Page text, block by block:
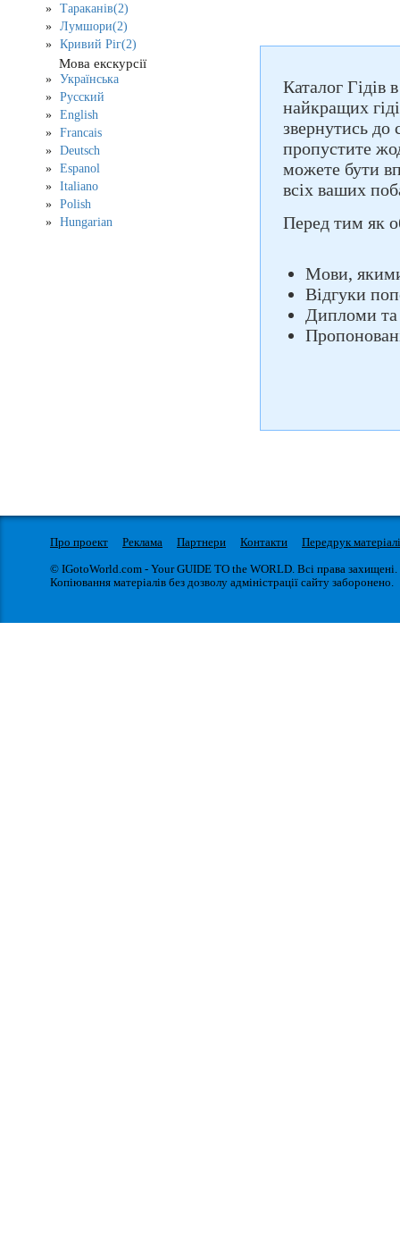
Тараканів(2)
Лумшори(2)
Кривий Ріг(2)
Мова екскурсії
Українська
Русский
English
Francais
Deutsch
Espanol
Italiano
Polish
Hungarian
Каталог Гідів
найкращих
звернутись до
пропустите
можете бути
всіх ваших
Перед тим як
Мови,
Відгуки
Дипломи та
Про проект Реклама Партнери Контакти
Передрук
© IGotoWorld.com - Your GUIDE TO the WORLD. Всі права захищені.
Копіювання матеріалів без дозволу адміністрації сайту заборонено.